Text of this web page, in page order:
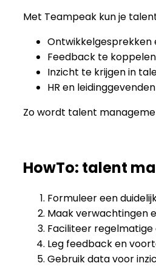
Met Teampeak kun je
Ontwikkelgesprekken
Feedback te
Inzicht te krijgen in
HR en
Zo wordt talent
HowTo: talent
Formuleer een
Maak verwachtingen
Faciliteer
Leg feedback en
Gebruik data voor